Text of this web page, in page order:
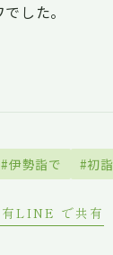
した。
#伊勢詣で #初詣
LINE で共有